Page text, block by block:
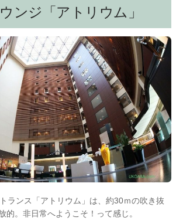
ンジ「アトリウム」
ランス「アトリウム」は、約30ｍの吹き抜
的。非日常へようこそ！って感じ。